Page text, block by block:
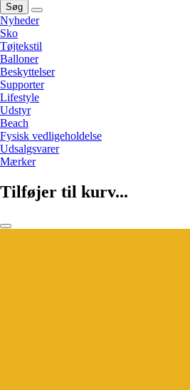
Søg
Nyheder
Sko
Tøjtekstil
Balloner
Beskyttelser
Supporter
Lifestyle
Udstyr
Beach
Fysisk vedligeholdelse
Udsalgsvarer
Mærker
Tilføjer til kurv...